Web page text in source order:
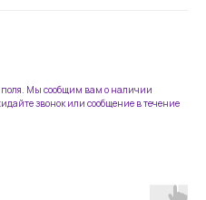
поля. Мы сообщим вам о наличии
звонок или сообщение в течение